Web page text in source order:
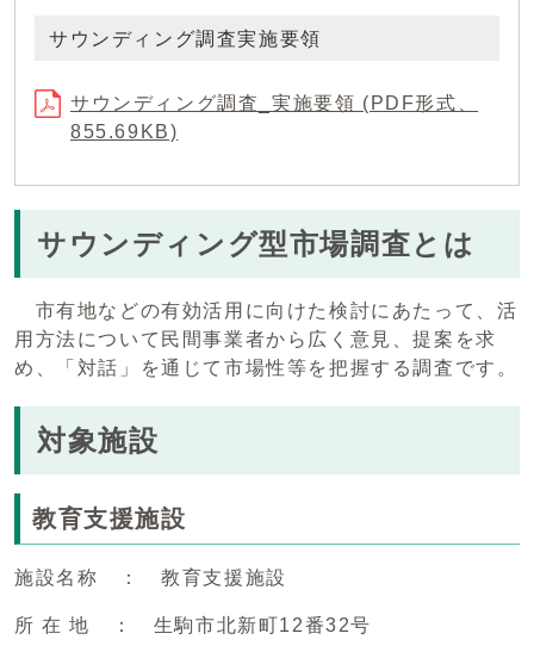
サウンディング調査実施要領
サウンディング調査_実施要領 (PDF形式、
855.69KB)
サウンディング型市場調査とは
市有地などの有効活用に向けた検討にあたって、活
用方法について民間事業者から広く意見、提案を求
め、「対話」を通じて市場性等を把握する調査です。
対象施設
教育支援施設
施設名称 ： 教育支援施設
所 在 地 ： 生駒市北新町12番32号